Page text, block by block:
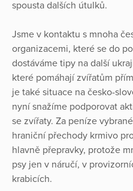
spousta dalších útulků.
Jsme v kontaktu s mnoha
organizacemi, které se do
dostáváme tipy na další
které pomáhají zvířatům
je také situace na česko-
nyní snažíme podporovat
se zvířaty. Za peníze
hraniční přechody krmivo
hlavně přepravky, protože
psy jen v náručí, v
krabicích.